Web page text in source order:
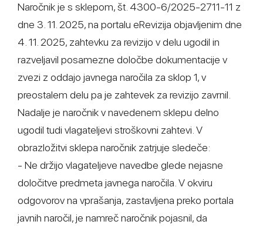
Naročnik je s sklepom, št. 4300-6/2025-2711-11 z
dne 3. 11. 2025, na portalu eRevizija objavljenim dne
4. 11. 2025, zahtevku za revizijo v delu ugodil in
razveljavil posamezne določbe dokumentacije v
zvezi z oddajo javnega naročila za sklop 1, v
preostalem delu pa je zahtevek za revizijo zavrnil.
Nadalje je naročnik v navedenem sklepu delno
ugodil tudi vlagateljevi stroškovni zahtevi. V
obrazložitvi sklepa naročnik zatrjuje sledeče:
- Ne držijo vlagateljeve navedbe glede nejasne
določitve predmeta javnega naročila. V okviru
odgovorov na vprašanja, zastavljena preko portala
javnih naročil, je namreč naročnik pojasnil, da